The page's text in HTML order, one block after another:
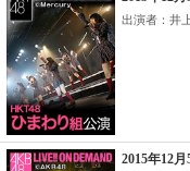
出演者：井
2015年12